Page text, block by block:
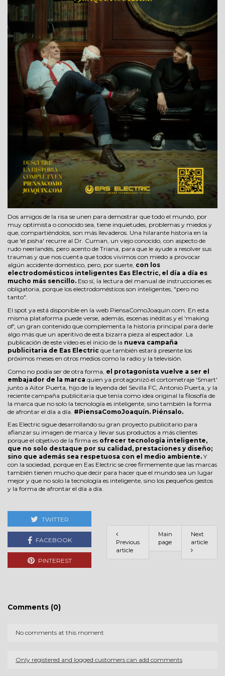
Dos amigos de la risa se unen para demostrar que todo el mundo, por
muy optimista o conocido sea, tiene inquietudes, problemas y miedos y
que, compartiéndolos, son más llevaderos. Una hilarante historia en la
que 'el pisha' recurre al Dr. Cuman, un viejo conocido, con aspecto de
rudo neerlandés, pero acento de Triana, para que le ayude a resolver sus
traumas y que nos cuenta que todos vivimos con miedo a provocar
algún accidente doméstico, pero, por suerte, con los
electrodomésticos inteligentes Eas Electric, el día a día es
mucho más sencillo. Eso sí, la lectura del manual de instrucciones es
obligatoria, porque los electrodomésticos son inteligentes, "pero no
tanto".
El spot ya está disponible en la web PiensaComoJoaquin.com. En esta
misma plataforma puede verse, además, escenas inéditas y el 'making
of', un gran contenido que complementa la historia principal para darle
algo más que un aperitivo de esta bizarra pieza al espectador. La
publicación de este vídeo es el inicio de la nueva campaña
publicitaria de Eas Electric que también estará presente los
próximos meses en otros medios como la radio y la televisión.
Como no podía ser de otra forma, el protagonista vuelve a ser el
embajador de la marca quien ya protagonizó el cortometraje 'Smart'
junto a Aitor Puerta, hijo de la leyenda del Sevilla FC, Antonio Puerta, y la
reciente campaña publicitaria que tenía como idea original la filosofía de
la marca que no solo la tecnología es inteligente, sino también la forma
de afrontar el día a día. #PiensaComoJoaquín. Piénsalo.
Eas Electric sigue desarrollando su gran proyecto publicitario para
afianzar su imagen de marca y llevar sus productos a más clientes
porque el objetivo de la firma es ofrecer tecnología inteligente,
que no solo destaque por su calidad, prestaciones y diseño;
sino que además sea respetuosa con el medio ambiente. Y
con la sociedad, porque en Eas Electric se cree firmemente que las marcas
también tienen mucho que decir para hacer que el mundo sea un lugar
mejor y que no solo la tecnología es inteligente, sino los pequeños gestos
y la forma de afrontar el día a día.
TWITTER
FACEBOOK
PINTEREST
Previous
article
Main
page
Next
article
Comments (0)
No comments at this moment
Only registered and logged customers can add comments